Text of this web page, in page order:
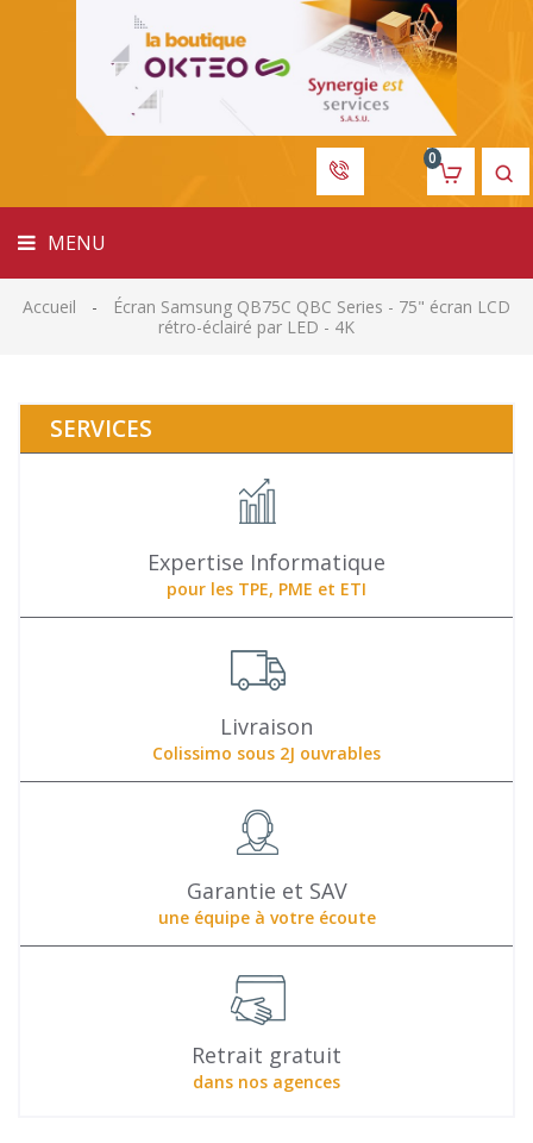
0
MENU
Accueil
Écran Samsung QB75C QBC Series - 75" écran LCD
rétro-éclairé par LED - 4K
SERVICES
Expertise Informatique
pour les TPE, PME et ETI
Livraison
Colissimo sous 2J ouvrables
Garantie et SAV
une équipe à votre écoute
Retrait gratuit
dans nos agences